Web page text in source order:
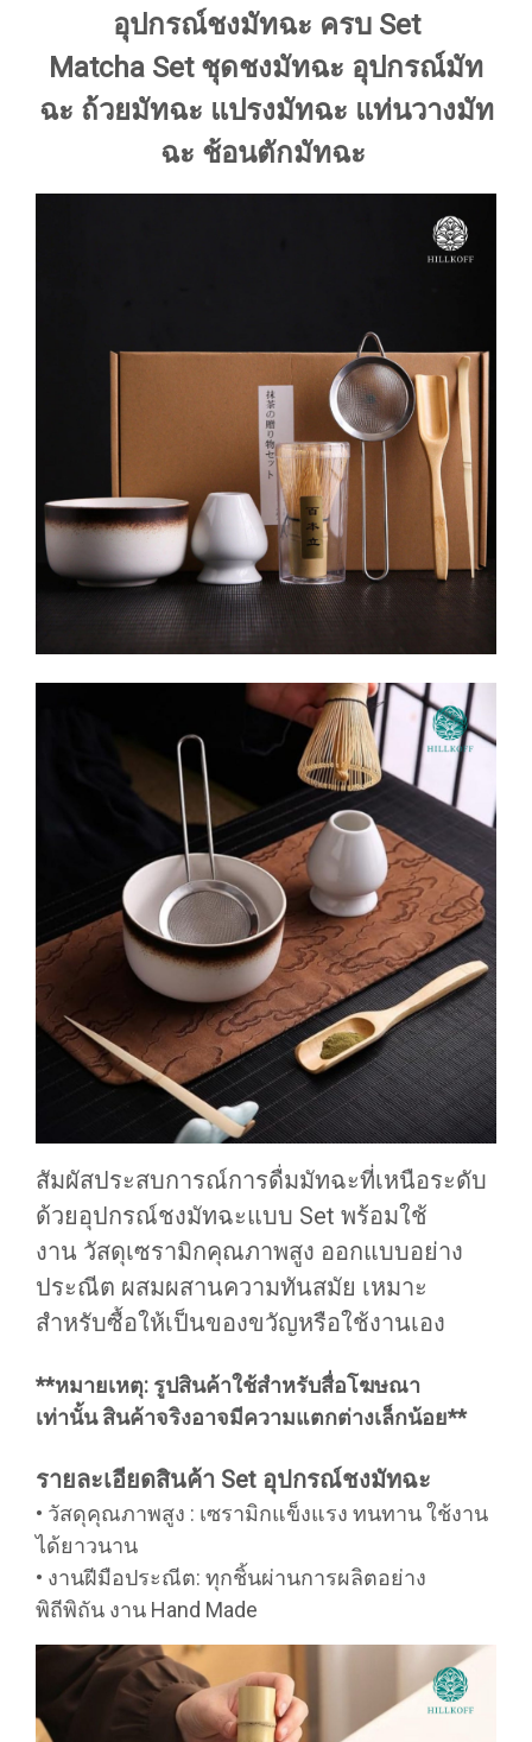
อุปกรณ์ชงมัทฉะ ครบ Set
Matcha Set ชุดชงมัทฉะ อุปกรณ์มัท
ฉะ ถ้วยมัทฉะ แปรงมัทฉะ แท่นวางมัท
ฉะ ช้อนตักมัทฉะ
สัมผัสประสบการณ์การดื่มมัทฉะที่เหนือระดับ
ด้วยอุปกรณ์ชงมัทฉะแบบ Set พร้อมใช้
งาน วัสดุเซรามิกคุณภาพสูง ออกแบบอย่าง
ประณีต ผสมผสานความทันสมัย เหมาะ
สำหรับซื้อให้เป็นของขวัญหรือใช้งานเอง
**หมายเหตุ: รูปสินค้าใช้สำหรับสื่อโฆษณา
เท่านั้น สินค้าจริงอาจมีความแตกต่างเล็กน้อย**
รายละเอียดสินค้า Set อุปกรณ์ชงมัทฉะ
• วัสดุคุณภาพสูง : เซรามิกแข็งแรง ทนทาน ใช้งาน
ได้ยาวนาน
• งานฝีมือประณีต: ทุกชิ้นผ่านการผลิตอย่าง
พิถีพิถัน งาน Hand Made